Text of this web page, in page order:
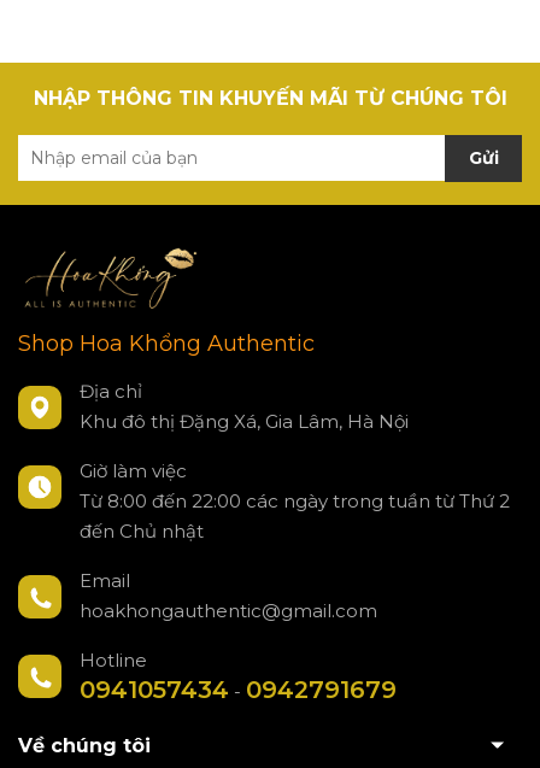
NHẬP THÔNG TIN KHUYẾN MÃI TỪ CHÚNG TÔI
Gửi
Shop Hoa Khổng Authentic
Địa chỉ
Khu đô thị Đặng Xá, Gia Lâm, Hà Nội
Giờ làm việc
Từ 8:00 đến 22:00 các ngày trong tuần từ Thứ 2
đến Chủ nhật
Email
hoakhongauthentic@gmail.com
Hotline
0941057434 - 0942791679
Về chúng tôi